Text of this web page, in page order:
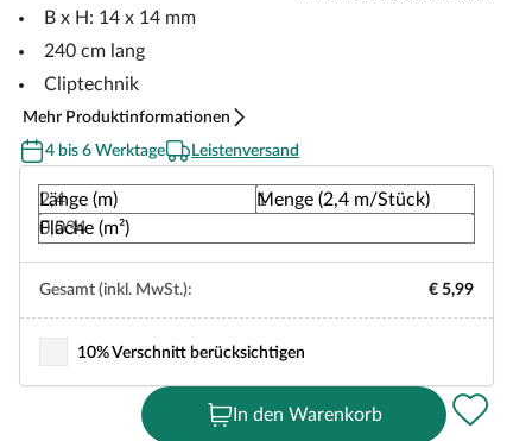
B x H: 14 x 14 mm
240 cm lang
Cliptechnik
Mehr Produktinformationen
4 bis 6 Werktage
Leistenversand
Länge (m)
Menge (2,4 m/Stück)
Fläche (m²)
Gesamt (inkl. MwSt.): € 5,99
10% Verschnitt berücksichtigen
In den Warenkorb